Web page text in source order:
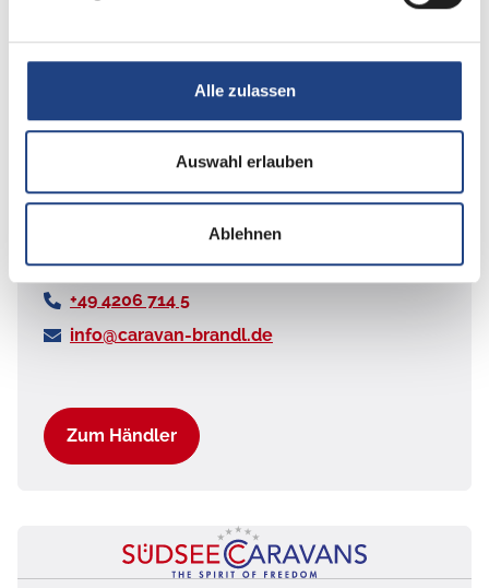
Alle zulassen
Auswahl erlauben
Ablehnen
Caravan Brandl GmbH
Mackenstedter Straße 26-28
+49 4206 714 5
info@caravan-brandl.de
Zum Händler